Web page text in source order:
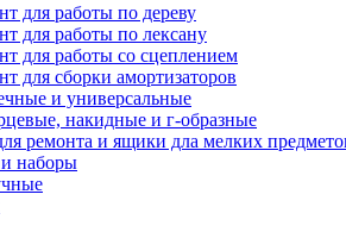
для работы по дереву
для работы по лексану
для работы со сцеплением
для сборки амортизаторов
и универсальные
накидные и г-образные
ремонта и ящики дла мелких
наборы